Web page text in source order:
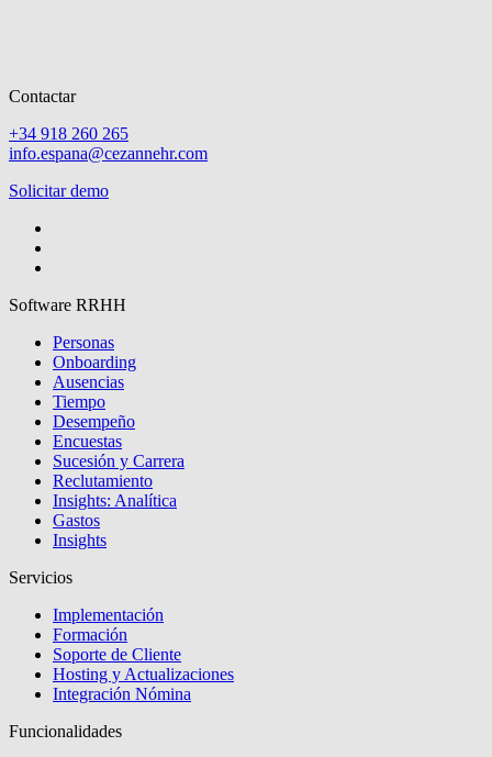
Contactar
+34 918 260 265
info.espana@cezannehr.com
Solicitar demo
Software RRHH
Personas
Onboarding
Ausencias
Tiempo
Desempeño
Encuestas
Sucesión y Carrera
Reclutamiento
Insights: Analítica
Gastos
Insights
Servicios
Implementación
Formación
Soporte de Cliente
Hosting y Actualizaciones
Integración Nómina
Funcionalidades